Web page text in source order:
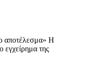
αποτέλεσμα» Η
της